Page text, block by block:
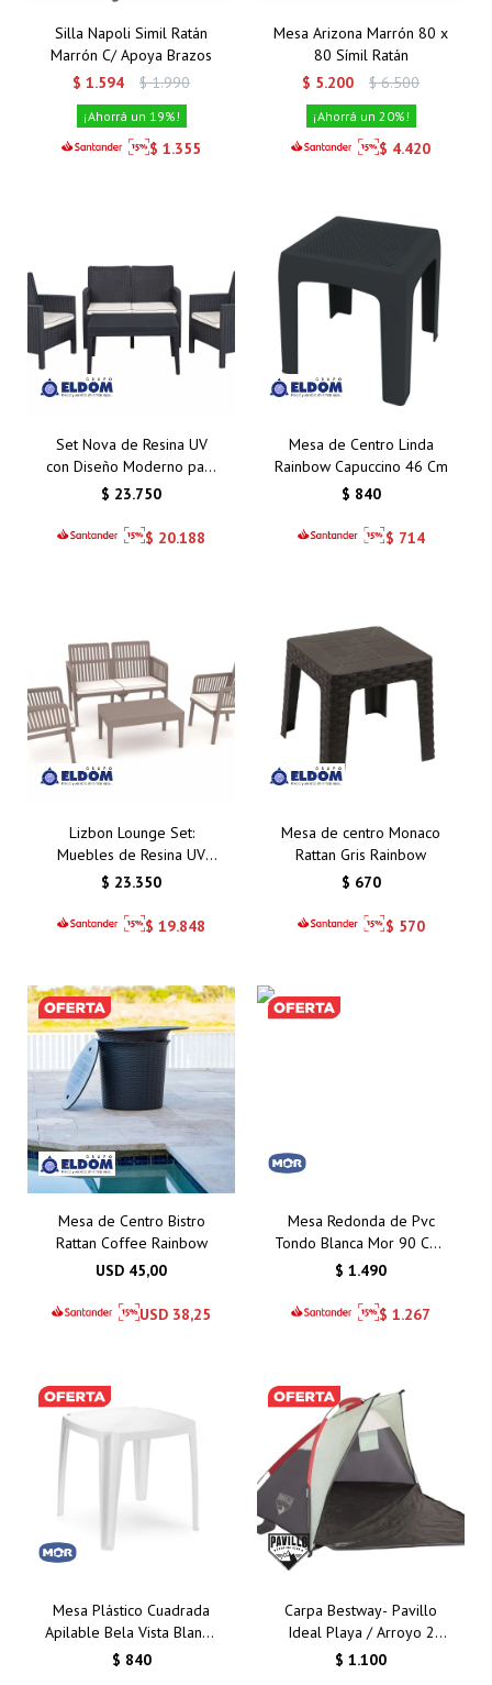
Silla Napoli Simil Ratán
Marrón C/ Apoya Brazos
$ 1.594 $ 1.990
19
$ 1.355
Mesa Arizona Marrón 80 x
80 Símil Ratán
$ 5.200 $ 6.500
20
$ 4.420
Set Nova de Resina UV
con Diseño Moderno para
Exteriores 2+1+1+ Mesa
$ 23.750
$ 20.188
Mesa de Centro Linda
Rainbow Capuccino 46 Cm
$ 840
$ 714
Lizbon Lounge Set:
Muebles de Resina UV
Resistentes para
2+1+1 + Mesa Capuccino
$ 23.350
$ 19.848
Mesa de centro Monaco
Rattan Gris Rainbow
$ 670
$ 570
Mesa de Centro Bistro
Rattan Coffee Rainbow
USD 45,00
USD 38,25
Mesa Redonda de Pvc
Tondo Blanca Mor 90 Cms
– Calidad y Estilo para
$ 1.490
$ 1.267
Mesa Plástico Cuadrada
Apilable Bela Vista Blanco
Mor 70 Cms
$ 840
Carpa Bestway- Pavillo
Ideal Playa / Arroyo 2
Personas
$ 1.100